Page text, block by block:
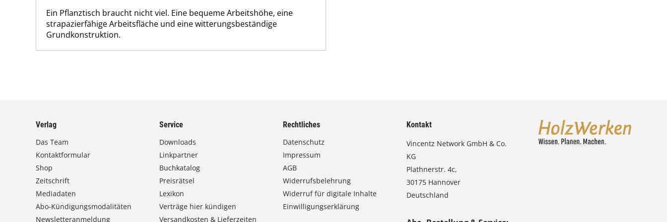
Ein Pflanztisch braucht nicht viel. Eine bequeme Arbeitshöhe, eine
strapazierfähige Arbeitsfläche und eine witterungsbeständige
Grundkonstruktion.
Verlag
Das Team
Kontaktformular
Shop
Zeitschrift
Mediadaten
Abo-Kündigungsmodalitäten
Newsletteranmeldung
Service
Downloads
Linkpartner
Buchkatalog
Preisrätsel
Lexikon
Verträge hier kündigen
Versandkosten & Lieferzeiten
Rechtliches
Datenschutz
Impressum
AGB
Widerrufsbelehrung
Widerruf für digitale Inhalte
Einwilligungserklärung
Kontakt
Vincentz Network GmbH & Co.
KG
Plathnerstr. 4c,
30175 Hannover
Deutschland